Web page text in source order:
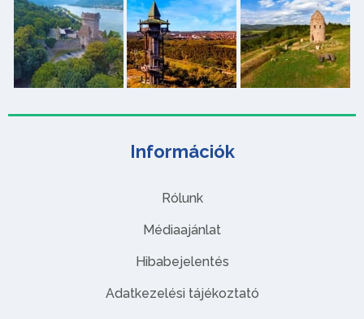
Információk
Rólunk
Médiaajánlat
Hibabejelentés
Adatkezelési tájékoztató